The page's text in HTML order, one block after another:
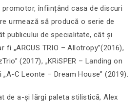
înființând casa de discuri
urmează să producă o serie de
publicului de specialitate, cât și
fi „ARCUS TRIO – Allotropy”(2016),
(2017), „KRiSPER – Landing on
C Leonte – Dream House” (2019).
de a-și lărgi paleta stilisticã, Alex